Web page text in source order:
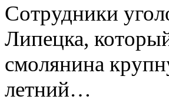
Сотрудники
Липецка,
смолянина
летний…